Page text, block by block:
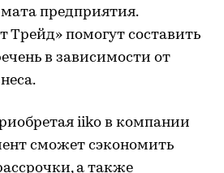
предприятия.
Трейд» помогут составить
в зависимости от
iiko в компании
сможет сэкономить
а также